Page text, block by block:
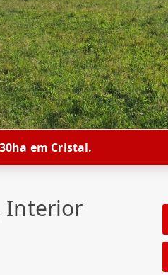
em Cristal.
Interior